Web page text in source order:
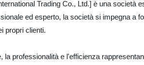
Trading Co., Ltd.] è una
ed esperto, la società si impegna a
propri clienti.
la professionalità e l'efficienza